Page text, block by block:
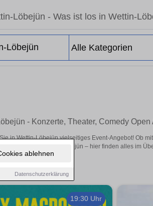
ablehnen
Datenschutzerklärung
Löbejün - Was ist los in Wettin-
- Konzerte, Theater, Comedy Open
in Wettin-Löbejün vielseitiges Event-Angebot! Ob
in Wettin-Löbejün – hier finden alles im
19:30 Uhr